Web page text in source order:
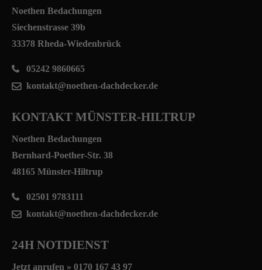
Noethen Bedachungen
Siechenstrasse 39b
33378 Rheda-Wiedenbrück
05242 9860665
kontakt@noethen-dachdecker.de
KONTAKT MÜNSTER-HILTRUP
Noethen Bedachungen
Bernhard-Poether-Str. 38
48165 Münster-Hiltrup
02501 9783111
kontakt@noethen-dachdecker.de
24H NOTDIENST
Jetzt anrufen » 0170 167 43 97